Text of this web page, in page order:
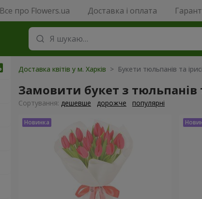
Все про Flowers.ua Доставка і оплата
Доставка квітів у м. Харків > Букети тюльпанів та
Замовити букет з тюльпанів
Сортування: дешевше дорожче популярні